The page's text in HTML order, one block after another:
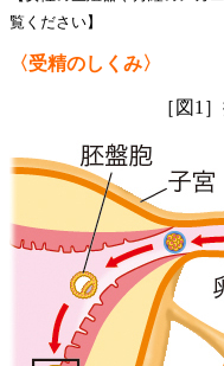
覧ください】
〈受精のしくみ〉
［図1